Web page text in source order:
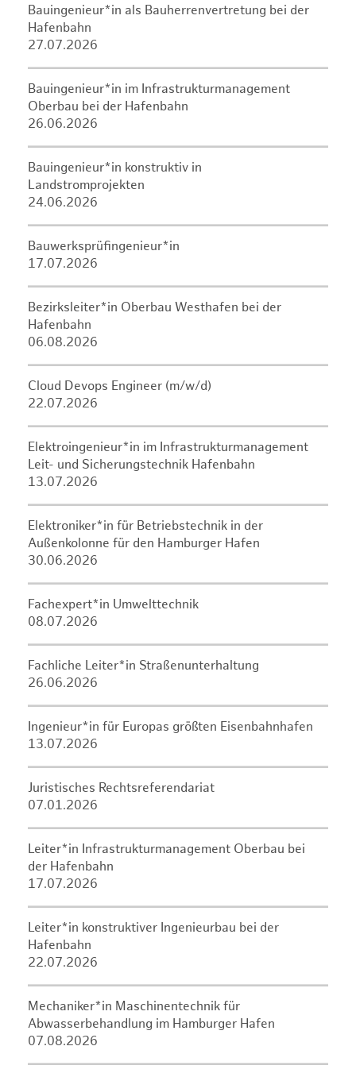
Bauingenieur*in als Bauherrenvertretung bei der
Hafenbahn
27.07.2026
Bauingenieur*in im Infrastrukturmanagement
Oberbau bei der Hafenbahn
26.06.2026
Bauingenieur*in konstruktiv in
Landstromprojekten
24.06.2026
Bauwerksprüfingenieur*in
17.07.2026
Bezirksleiter*in Oberbau Westhafen bei der
Hafenbahn
06.08.2026
Cloud Devops Engineer (m/w/d)
22.07.2026
Elektroingenieur*in im Infrastrukturmanagement
Leit- und Sicherungstechnik Hafenbahn
13.07.2026
Elektroniker*in für Betriebstechnik in der
Außenkolonne für den Hamburger Hafen
30.06.2026
Fachexpert*in Umwelttechnik
08.07.2026
Fachliche Leiter*in Straßenunterhaltung
26.06.2026
Ingenieur*in für Europas größten Eisenbahnhafen
13.07.2026
Juristisches Rechtsreferendariat
07.01.2026
Leiter*in Infrastrukturmanagement Oberbau bei
der Hafenbahn
17.07.2026
Leiter*in konstruktiver Ingenieurbau bei der
Hafenbahn
22.07.2026
Mechaniker*in Maschinentechnik für
Abwasserbehandlung im Hamburger Hafen
07.08.2026